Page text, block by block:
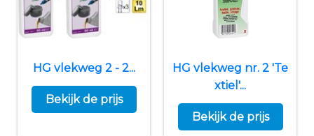
HG vlekweg 2 - 2...
Bekijk de prijs
HG vlekweg nr. 2 'Te
xtiel'...
Bekijk de prijs